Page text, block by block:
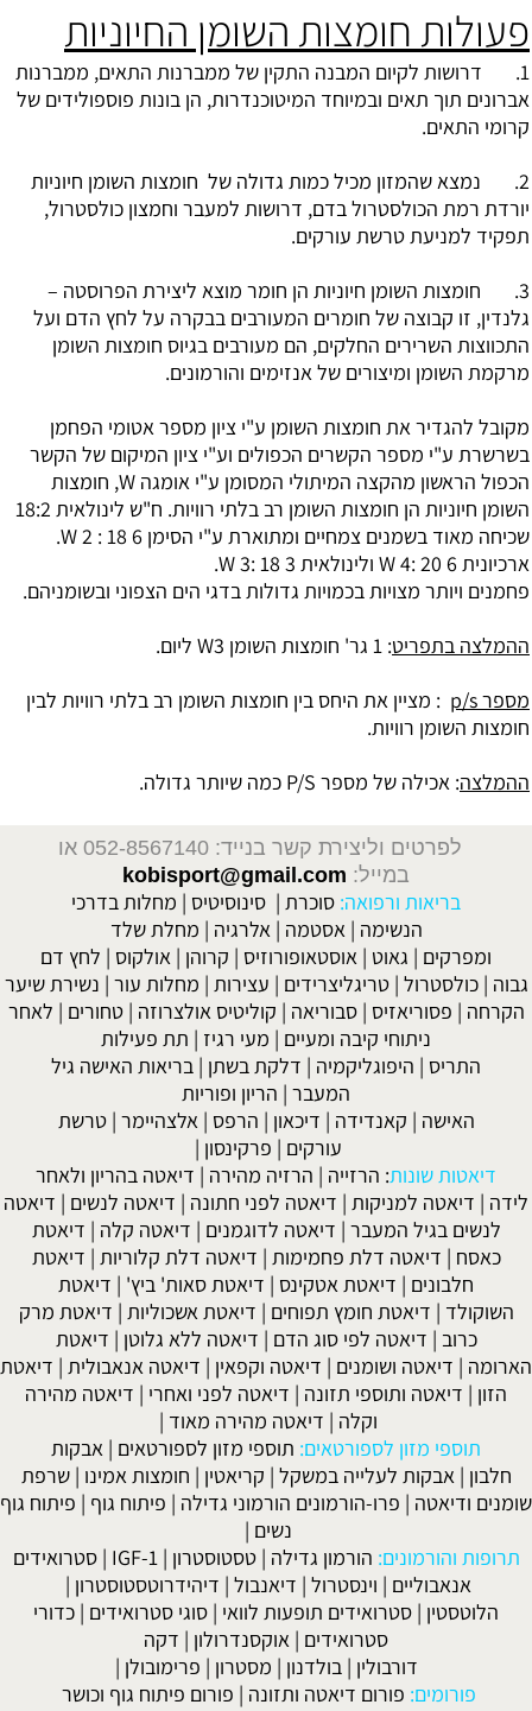
פעולות חומצות השומן החיוניות
1. דרושות לקיום המבנה התקין של ממברנות התאים, ממברנות
אברונים תוך תאים ובמיוחד המיטוכנדרות, הן בונות פוספולידים של
קרומי התאים.
2. נמצא שהמזון מכיל כמות גדולה של חומצות השומן חיוניות
יורדת רמת הכולסטרול בדם, דרושות למעבר וחמצון כולסטרול,
תפקיד למניעת טרשת עורקים.
3. חומצות השומן חיוניות הן חומר מוצא ליצירת הפרוסטה –
גלנדין, זו קבוצה של חומרים המעורבים בבקרה על לחץ הדם ועל
התכווצות השרירים החלקים, הם מעורבים בגיוס חומצות השומן
מרקמת השומן ומיצורים של אנזימים והורמונים.
מקובל להגדיר את חומצות השומן ע"י ציון מספר אטומי הפחמן
בשרשרת ע"י מספר הקשרים הכפולים וע"י ציון המיקום של הקשר
הכפול הראשון מהקצה המיתולי המסומן ע"י אומגה W, חומצות
השומן חיוניות הן חומצות השומן רב בלתי רוויות. ח"ש לינולאית 18:2
שכיחה מאוד בשמנים צמחיים ומתוארת ע"י הסימן 6 W 2 : 18.
ארכיונית 6 W 4: 20 ולינולאית 3 W 3: 18.
פחמנים ויותר מצויות בכמויות גדולות בדגי הים הצפוני ובשומניהם.
ההמלצה בתפריט: 1 גר' חומצות השומן W3 ליום.
מספר p/s
: מציין את היחס בין חומצות השומן רב בלתי רוויות לבין
חומצות השומן רוויות.
ההמלצה: אכילה של מספר P/S כמה שיותר גדולה.
לפרטים וליצירת קשר בנייד: 052-8567140
או
במייל: kobisport@gmail.com
בריאות ורפואה: סוכרת | סינוסיטיס | מחלות בדרכי
הנשימה | אסטמה | אלרגיה | מחלת שלד
ומפרקים | גאוט | אוסטאופורוזיס | קרוהן | אולקוס | לחץ דם
גבוה |כולסטרול |טריגליצרידים | עצירות | מחלות עור | נשירת שיער
הקרחה | פסוריאזיס |סבוריאה | קוליטיס אולצרוזה |טחורים | לאחר
ניתוחי קיבה ומעיים | מעי רגיז | תת פעילות
התריס | היפוגליקמיה | דלקת בשתן | בריאות האישה גיל
המעבר | הריון ופוריות
האישה | קאנדידה | דיכאון | הרפס | אלצהיימר |טרשת
עורקים | פרקינסון |
דיאטות שונות: הרזייה | הרזיה מהירה | דיאטה בהריון ולאחר
לידה | דיאטה למניקות | דיאטה לפני חתונה | דיאטה לנשים | דיאטה
לנשים בגיל המעבר | דיאטה לדוגמנים | דיאטה קלה | דיאטת
כאסח | דיאטה דלת פחמימות | דיאטה דלת קלוריות | דיאטת
חלבונים | דיאטת אטקינס | דיאטת סאות' ביץ' | דיאטת
השוקולד | דיאטת חומץ תפוחים | דיאטת אשכוליות | דיאטת מרק
כרוב | דיאטה לפי סוג הדם | דיאטה ללא גלוטן | דיאטת
הארומה | דיאטה ושומנים | דיאטה וקפאין | דיאטה אנאבולית | דיאטת
הזון | דיאטה ותוספי תזונה | דיאטה לפני ואחרי | דיאטה מהירה
וקלה | דיאטה מהירה מאוד |
תוספי מזון לספורטאים: תוספי מזון לספורטאים | אבקות
חלבון | אבקות לעלייה במשקל | קריאטין | חומצות אמינו |שרפת
שומנים ודיאטה | פרו-הורמונים הורמוני גדילה | פיתוח גוף | פיתוח גוף
נשים |
תרופות והורמונים: הורמון גדילה |טסטוסטרון |
IGF-1
|סטרואידים
אנאבוליים | וינסטרול | דיאנבול | דיהידרוטסטוסטרון |
הלוטסטין | סטרואידים תופעות לוואי | סוגי סטרואידים | כדורי
סטרואידים | אוקסנדרולון | דקה
דורבולין | בולדנון | מסטרון | פרימובולן |
פורומים: פורום דיאטה ותזונה | פורום פיתוח גוף וכושר